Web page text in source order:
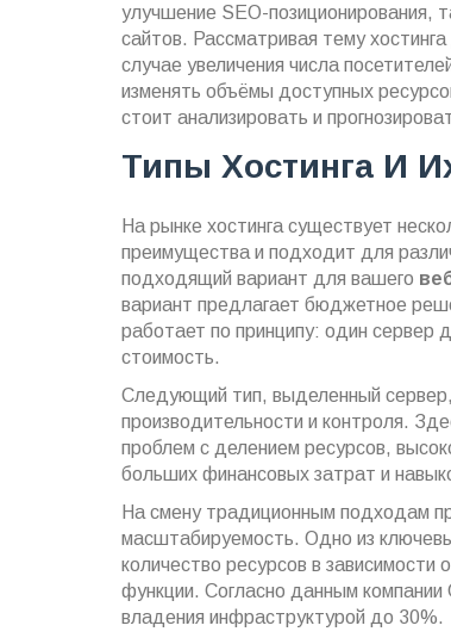
улучшение SEO-позиционирования,
сайтов. Рассматривая тему
случае увеличения числа
изменять объёмы доступных
стоит анализировать и
Типы Хостинга И
На рынке хостинга существует
преимущества и подходит для
подходящий вариант для вашего
вариант предлагает бюджетное
работает по принципу: один сервер
стоимость.
Следующий тип, выделенный
производительности и контроля.
проблем с делением ресурсов,
больших финансовых затрат и
На смену традиционным подходам
масштабируемость. Одно из
количество ресурсов в зависимости
функции. Согласно данным
владения инфраструктурой до 30%.